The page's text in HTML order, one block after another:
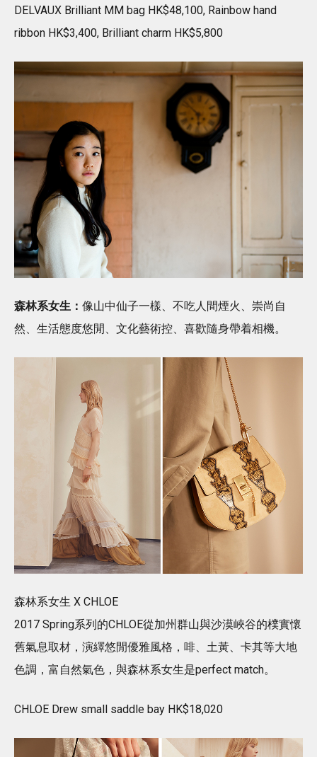
DELVAUX Brilliant MM bag HK$48,100, Rainbow hand
ribbon HK$3,400, Brilliant charm HK$5,800
森林系女生： 像山中仙子一樣、不吃人間煙火、崇尚自
然、生活態度悠閒、文化藝術控、喜歡隨身帶着相機。
森林系女生 X CHLOE
2017 Spring系列的CHLOE從加州群山與沙漠峽谷的樸實懷
舊氣息取材，演繹悠閒優雅風格，啡、土黃、卡其等大地
色調，富自然氣色，與森林系女生是perfect match。
CHLOE Drew small saddle bay HK$18,020